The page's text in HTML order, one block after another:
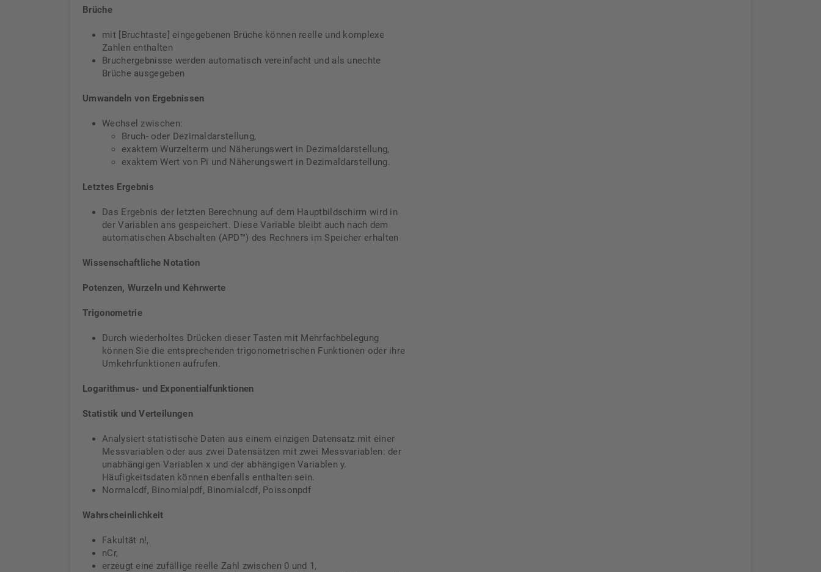
Brüche
mit [Bruchtaste] eingegebenen Brüche können reelle und komplexe
Zahlen enthalten
Bruchergebnisse werden automatisch vereinfacht und als unechte
Brüche ausgegeben
Umwandeln von Ergebnissen
Wechsel zwischen:
Bruch- oder Dezimaldarstellung,
exaktem Wurzelterm und Näherungswert in Dezimaldarstellung,
exaktem Wert von Pi und Näherungswert in Dezimaldarstellung.
Letztes Ergebnis
Das Ergebnis der letzten Berechnung auf dem Hauptbildschirm wird in
der Variablen ans gespeichert. Diese Variable bleibt auch nach dem
automatischen Abschalten (APD™) des Rechners im Speicher erhalten
Wissenschaftliche Notation
Potenzen, Wurzeln und Kehrwerte
Trigonometrie
Durch wiederholtes Drücken dieser Tasten mit Mehrfachbelegung
können Sie die entsprechenden trigonometrischen Funktionen oder ihre
Umkehrfunktionen aufrufen.
Logarithmus- und Exponentialfunktionen
Statistik und Verteilungen
Analysiert statistische Daten aus einem einzigen Datensatz mit einer
Messvariablen oder aus zwei Datensätzen mit zwei Messvariablen: der
unabhängigen Variablen x und der abhängigen Variablen y.
Häufigkeitsdaten können ebenfalls enthalten sein.
Normalcdf, Binomialpdf, Binomialcdf, Poissonpdf
Wahrscheinlichkeit
Fakultät n!,
nCr,
erzeugt eine zufällige reelle Zahl zwischen 0 und 1,